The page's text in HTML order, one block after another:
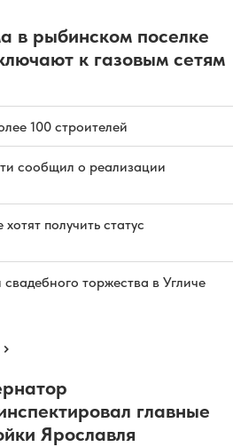
в рыбинском поселке
к газовым сетям
100 строителей
сообщил о реализации
получить статус
торжества в Угличе
главные
Ярославля